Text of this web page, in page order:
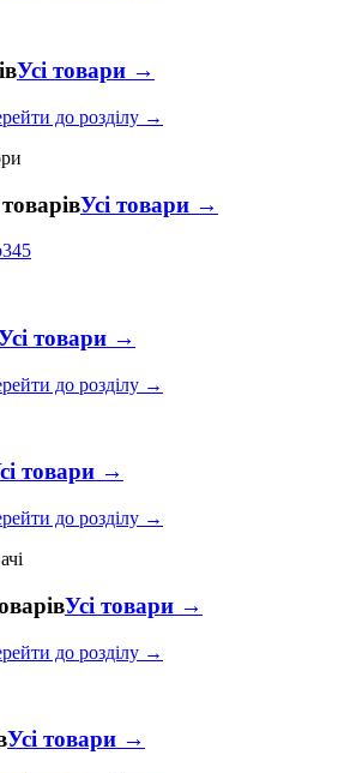
Усі товари →
до розділу →
Усі товари →
345
товари →
до розділу →
товари →
до розділу →
Усі товари →
до розділу →
Усі товари →